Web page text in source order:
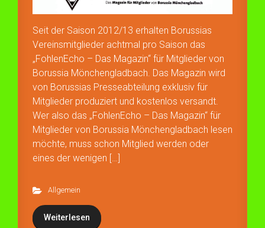
Seit der Saison 2012/13 erhalten Borussias
Vereinsmitglieder achtmal pro Saison das
„FohlenEcho – Das Magazin“ für Mitglieder von
Borussia Mönchengladbach. Das Magazin wird
von Borussias Presseabteilung exklusiv für
Mitglieder produziert und kostenlos versandt.
Wer also das „FohlenEcho – Das Magazin“ für
Mitglieder von Borussia Mönchengladbach lesen
möchte, muss schon Mitglied werden oder
eines der wenigen […]
Allgemein
Weiterlesen